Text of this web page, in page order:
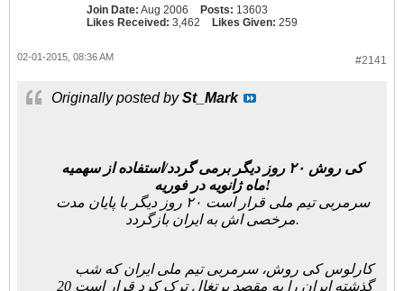
Join Date: Aug 2006 Posts: 13603
Likes Received: 3,462 Likes Given: 259
#2141
02-01-2015, 08:36 AM
Originally posted bySt_Mark
کی روش ۲۰ روز دیگر برمی گردد/استفاده از سهمیه
ماه ژانویه در فوریه!
سرمربی تیم ملی قرار است ۲۰ روز دیگر با پایان مدت
مرخصی اش به ایران بازگردد.
کارلوس کی روش، سرمربی تیم ملی ایران که شب
گذشته ایران را به مقصد پرتغال ترک کرد قرار است 20